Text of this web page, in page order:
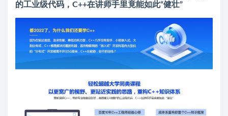
的工业级代码，C++在讲师手里竟能如此“健壮”